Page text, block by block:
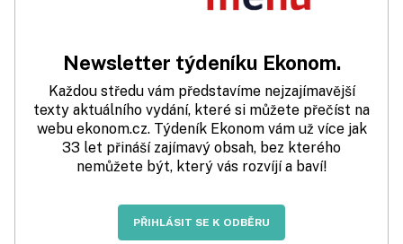
Newsletter týdeníku Ekonom.
Každou středu vám představíme nejzajímavější
texty aktuálního vydání, které si můžete přečíst na
webu ekonom.cz. Týdeník Ekonom vám už více jak
33 let přináší zajímavý obsah, bez kterého
nemůžete být, který vás rozvíjí a baví!
PŘIHLÁSIT SE K ODBĚRU